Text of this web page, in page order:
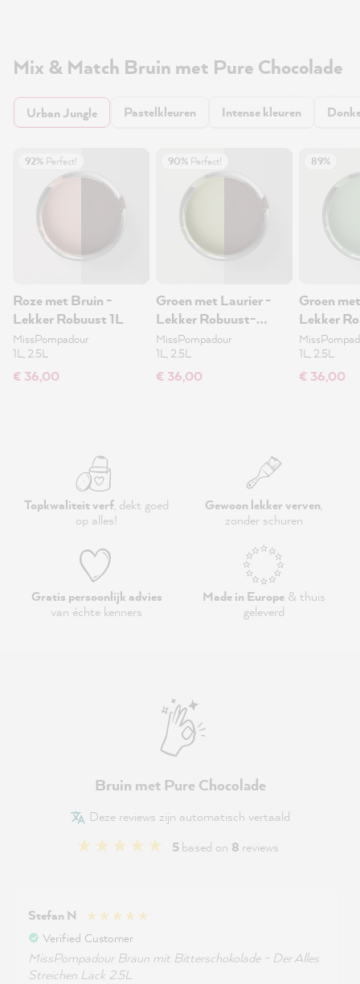
Mix & Match Bruin met Pure Chocolade
Urban Jungle Pastelkleuren Intense kleuren
92% Perfect!
Roze met Bruin -
Lekker Robuust 1L
MissPompadour
1L, 2.5L
€ 36,00
90% Perfect!
Groen met Laurier -
Lekker Robuust-
muurverf 1L
MissPompadour
1L, 2.5L
€ 36,00
89%
Groen
Lekker
1L, 2.5L
€ 36,00
Topkwaliteit verf, dekt goed
op alles!
Gewoon lekker verven,
zonder schuren
Gratis persoonlijk advies
van échte kenners
Made in Europe& thuis
geleverd
Bruin met Pure Chocolade
Deze reviews zijn automatisch vertaald
5based on 8 reviews
Stefan N
Verified Customer
MissPompadour Braun mit Bitterschokolade - Der Alles
Streichen Lack 2.5L